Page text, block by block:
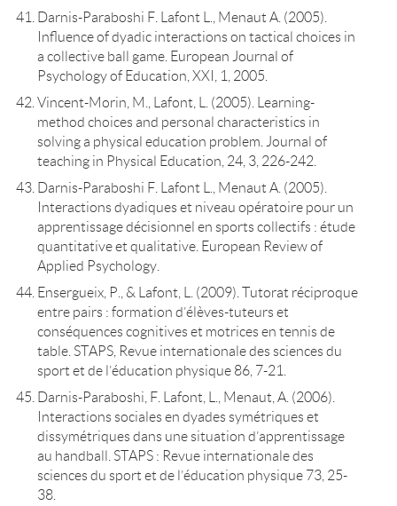
Darnis-Paraboshi F. Lafont L., Menaut A. (2005).
Influence of dyadic interactions on tactical choices in
a collective ball game. European Journal of
Psychology of Education, XXI, 1, 2005.
Vincent-Morin, M., Lafont, L. (2005). Learning-
method choices and personal characteristics in
solving a physical education problem. Journal of
teaching in Physical Education, 24, 3, 226-242.
Darnis-Paraboshi F. Lafont L., Menaut A. (2005).
Interactions dyadiques et niveau opératoire pour un
apprentissage décisionnel en sports collectifs : étude
quantitative et qualitative. European Review of
Applied Psychology.
Ensergueix, P., & Lafont, L. (2009). Tutorat réciproque
entre pairs : formation d’élèves-tuteurs et
conséquences cognitives et motrices en tennis de
table. STAPS, Revue internationale des sciences du
sport et de l’éducation physique 86, 7-21.
Darnis-Paraboshi, F. Lafont, L., Menaut, A. (2006).
Interactions sociales en dyades symétriques et
dissymétriques dans une situation d’apprentissage
au handball. STAPS : Revue internationale des
sciences du sport et de l’éducation physique 73, 25-
38.